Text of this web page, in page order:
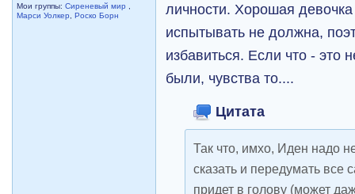
Мои группы:Сиреневый мир
Марси Уолкер
,Роско Борн
личности. Хорошая
испытывать не должна,
избавиться. Если что -
были, чувства то....
Цитата
Так что, имхо, Иден надо
сказать и передумать все
придет в голову (может